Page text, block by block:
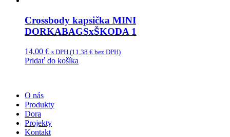
Crossbody kapsička MINI
DORKABAGSxŠKODA 1
14,00 € s DPH (11,38 € bez DPH)
Pridať do košíka
O nás
Produkty
Dora
Projekty
Kontakt